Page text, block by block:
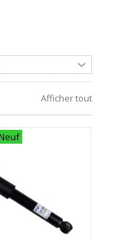
Afficher tout